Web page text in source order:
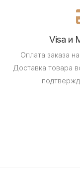
Visa и
Оплата заказа
Доставка товара